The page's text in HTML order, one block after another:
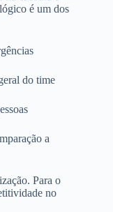
é um dos
do time
a
Para o
no